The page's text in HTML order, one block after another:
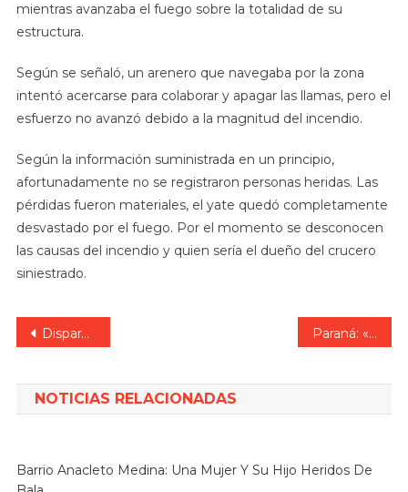
mientras avanzaba el fuego sobre la totalidad de su
estructura.
Según se señaló, un arenero que navegaba por la zona
intentó acercarse para colaborar y apagar las llamas, pero el
esfuerzo no avanzó debido a la magnitud del incendio.
Según la información suministrada en un principio,
afortunadamente no se registraron personas heridas. Las
pérdidas fueron materiales, el yate quedó completamente
desvastado por el fuego. Por el momento se desconocen
las causas del incendio y quien sería el dueño del crucero
siniestrado.
Navegación
entradas
Dispararon contra un auto en Paraná y amenazaron de muerte a la familia del damnificado Paraná: «roba cables» detenido
NOTICIAS RELACIONADAS
Barrio Anacleto Medina: Una Mujer Y Su Hijo Heridos De